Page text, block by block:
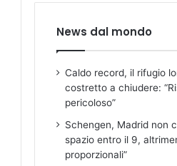
News dal mondo
Caldo record, il rifugio
costretto a chiudere:
pericoloso”
Schengen, Madrid non
spazio entro il 9,
proporzionali”